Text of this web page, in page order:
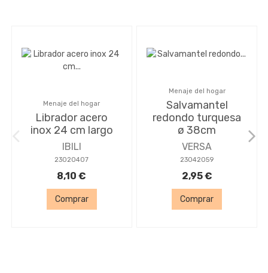
Menaje del hogar
Librador acero
inox 24 cm largo
IBILI
23020407
8,10 €
Comprar
Menaje del hogar
Salvamantel
redondo turquesa
ø 38cm
VERSA
23042059
2,95 €
Comprar